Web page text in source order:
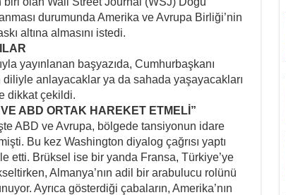
durumunda Amerika ve Avrupa Birliği’nin
altına almasını istedi.
yayınlanan başyazıda, Cumhurbaşkanı
diliyle anlayacaklar ya da sahada yaşayacakları
dikkat çekildi.
ABD ORTAK HAREKET ETMELİ”
ABD ve Avrupa, bölgede tansiyonun idare
Bu kez Washington diyalog çağrısı yaptı
etti. Brüksel ise bir yanda Fransa, Türkiye’ye
Almanya’nın adil bir arabulucu rolünü
Ayrıca gösterdiği çabaların, Amerika’nın